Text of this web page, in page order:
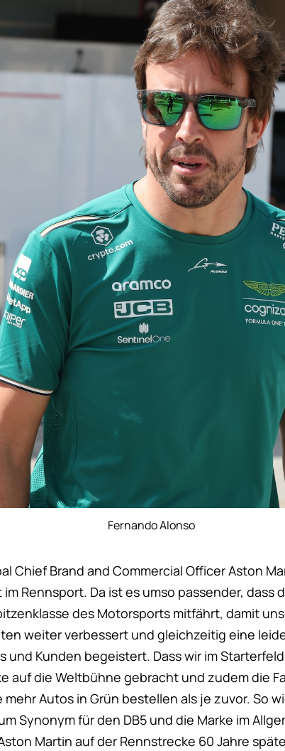
Fernando Alonso
Chief Brand and Commercial Officer Aston
Rennsport. Da ist es umso passender, dass
des Motorsports mitfährt, damit
weiter verbessert und gleichzeitig eine
und Kunden begeistert. Dass wir im
auf die Weltbühne gebracht und zudem die
Autos in Grün bestellen als je zuvor. So
Synonym für den DB5 und die Marke im
Martin auf der Rennstrecke 60 Jahre